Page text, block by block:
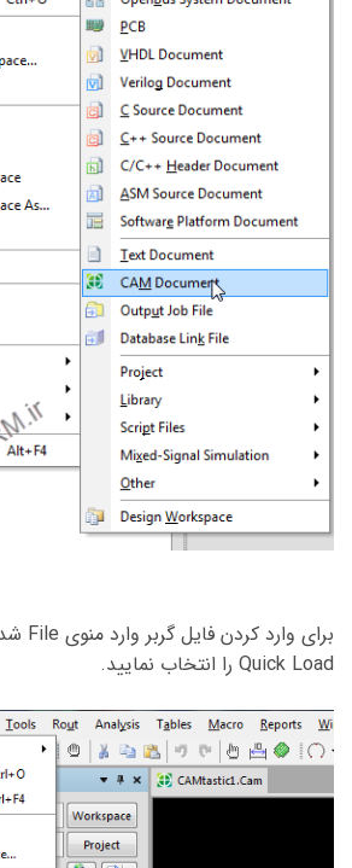
Quick Load را انتخاب نمایید.